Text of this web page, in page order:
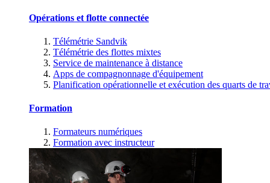
Opérations et flotte connectée
Télémétrie Sandvik
Télémétrie des flottes mixtes
Service de maintenance à distance
Apps de compagnonnage d'équipement
Planification opérationnelle et exécution des quarts de
Formation
Formateurs numériques
Formation avec instructeur